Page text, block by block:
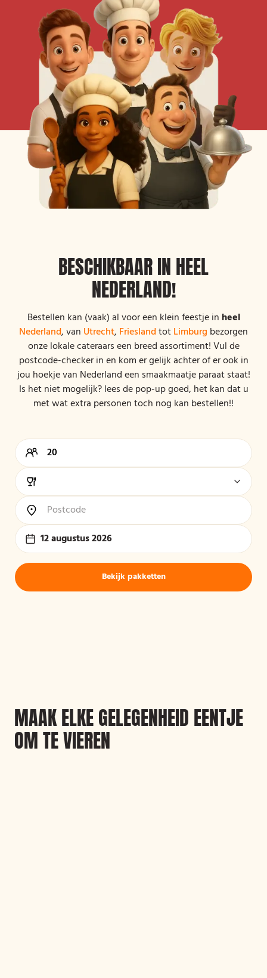
BESCHIKBAAR IN HEEL
NEDERLAND!
Bestellen kan (vaak) al voor een klein feestje in heel
Nederland, van Utrecht, FrieslandtotLimburg bezorgen
onze lokale cateraars een breed assortiment! Vul de
postcode-checker in en kom er gelijk achter of er ook in
jou hoekje van Nederland een smaakmaatje paraat staat!
Is het niet mogelijk? lees de pop-up goed, het kan dat u
met wat extra personen toch nog kan bestellen!!
12 augustus 2026
Bekijk pakketten
MAAK ELKE GELEGENHEID EENTJE
OM TE VIEREN